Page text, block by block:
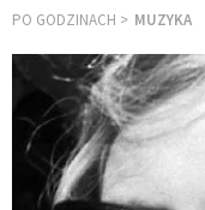
PO GODZINACH MUZYKA